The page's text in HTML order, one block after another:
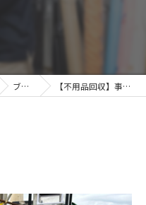
ブログ 【不用品回収】事例紹介